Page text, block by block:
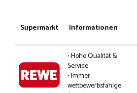
Supermarkt Informationen
• Hohe Qualität &
Service
• Immer
wettbewerbsfähige